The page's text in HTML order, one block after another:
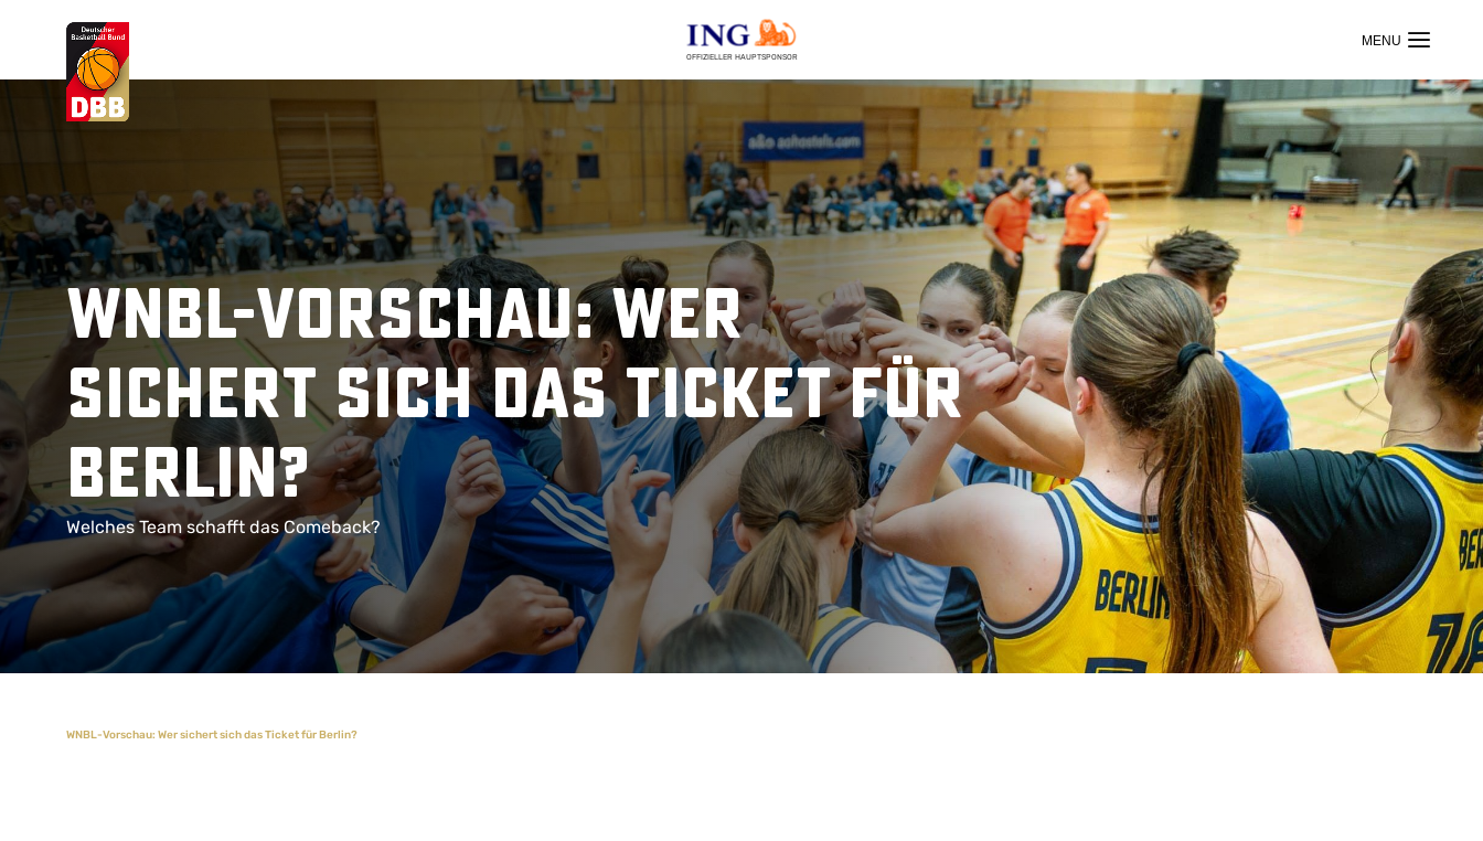
OFFIZIELLER HAUPTSPONSOR
Suchvorschläge
Amet Valputo
WNBL-Vorschau: Wer
sichert sich das Ticket für
Berlin?
Welches Team schafft das Comeback?
WNBL-Vorschau: Wer sichert sich das Ticket für Berlin?